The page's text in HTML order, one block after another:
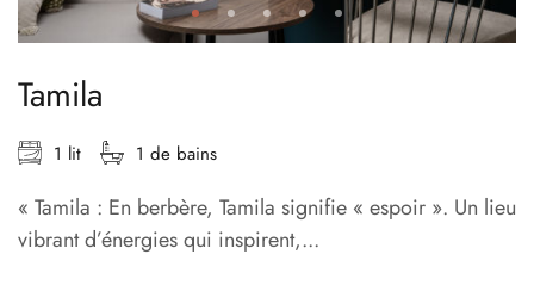
Tamila
1 lit 1 de bains
« Tamila : En berbère, Tamila signifie « espoir ». Un lieu
vibrant d’énergies qui inspirent,...